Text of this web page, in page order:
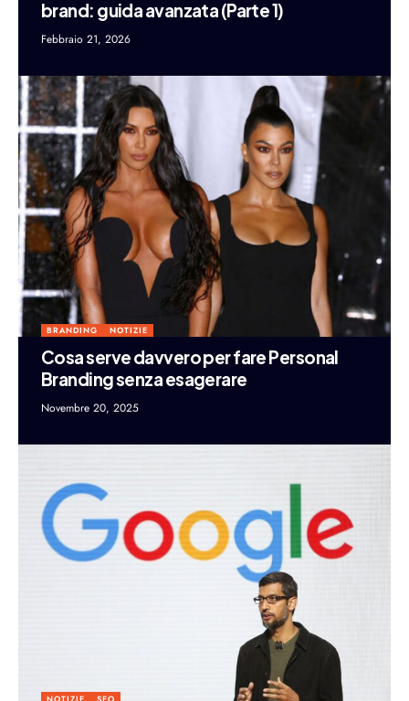
brand: guida avanzata (Parte 1)
Febbraio 21, 2026
BRANDING NOTIZIE
Cosa serve davvero per fare Personal
Branding senza esagerare
Novembre 20, 2025
NOTIZIE SEO